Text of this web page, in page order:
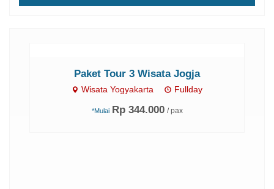
Paket Tour 3 Wisata Jogja
Wisata Yogyakarta Fullday
*Mulai Rp 344.000 / pax